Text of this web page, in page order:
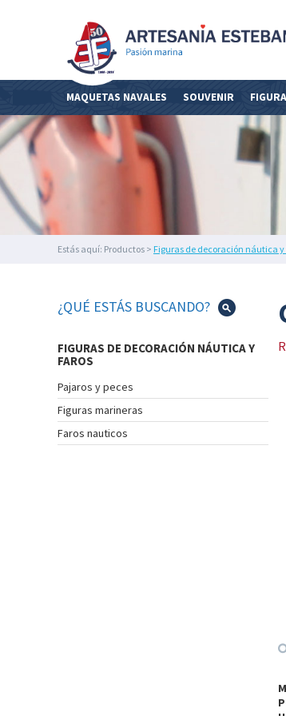
MAQUETAS
SOUVENIR
NÁUTICOS
BISUTERÍA
FIGURAS
DE
DECORACIÓN
NÁUTICA
Y
FAROS
DECORACIÓN
MARINE
NÁUTICA
INSTRUMENTOS
NAVEGACIÓN
TEXTIL
NAUTICO
MAQUETAS NAVALES SOUVENIR
Estás aquí: Productos > Figuras de decoración náutica y
¿QUÉ ESTÁS BUSCANDO?
FIGURAS DE DECORACIÓN NÁUTICA Y
FAROS
Pajaros y peces
Figuras marineras
Faros nauticos